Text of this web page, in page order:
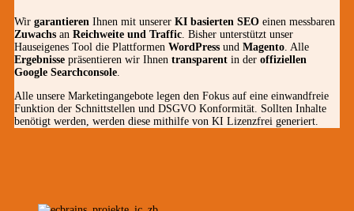
Wir garantieren Ihnen mit unserer KI basierten SEO einen messbaren
Zuwachs an Reichweite und Traffic. Bisher unterstützt unser
Hauseigenes Tool die Plattformen WordPress und Magento. Alle
Ergebnisse präsentieren wir Ihnen transparent in der offiziellen
Google Searchconsole.
Alle unsere Marketingangebote legen den Fokus auf eine einwandfreie
Funktion der Schnittstellen und DSGVO Konformität. Sollten Inhalte
benötigt werden, werden diese mithilfe von KI Lizenzfrei generiert.